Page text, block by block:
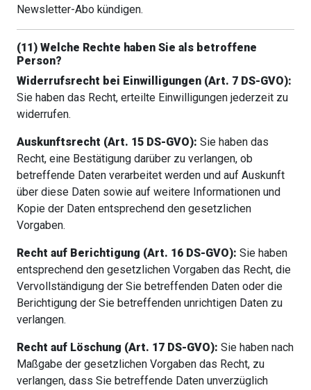
Newsletter-Abo kündigen.
(11) Welche Rechte haben Sie als betroffene
Person?
Widerrufsrecht bei Einwilligungen (Art. 7 DS-GVO):
Sie haben das Recht, erteilte Einwilligungen jederzeit zu
widerrufen.
Auskunftsrecht (Art. 15 DS-GVO): Sie haben das
Recht, eine Bestätigung darüber zu verlangen, ob
betreffende Daten verarbeitet werden und auf Auskunft
über diese Daten sowie auf weitere Informationen und
Kopie der Daten entsprechend den gesetzlichen
Vorgaben.
Recht auf Berichtigung (Art. 16 DS-GVO): Sie haben
entsprechend den gesetzlichen Vorgaben das Recht, die
Vervollständigung der Sie betreffenden Daten oder die
Berichtigung der Sie betreffenden unrichtigen Daten zu
verlangen.
Recht auf Löschung (Art. 17 DS-GVO): Sie haben nach
Maßgabe der gesetzlichen Vorgaben das Recht, zu
verlangen, dass Sie betreffende Daten unverzüglich